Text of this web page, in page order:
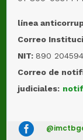
línea
Correo
NIT: 890
Correo de
judiciales:
